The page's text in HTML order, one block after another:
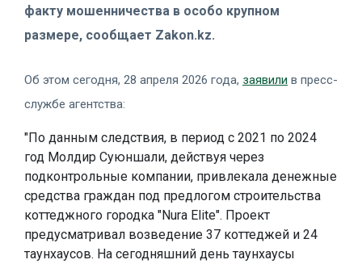
факту мошенничества в особо крупном
размере, сообщает Zakon.kz.
Об этом сегодня, 28 апреля 2026 года, заявили в пресс-
службе агентства:
"По данным следствия, в период с 2021 по 2024
год Молдир Суюншали, действуя через
подконтрольные компании, привлекала денежные
средства граждан под предлогом строительства
коттеджного городка "Nura Elite". Проект
предусматривал возведение 37 коттеджей и 24
таунхаусов. На сегодняшний день таунхаусы